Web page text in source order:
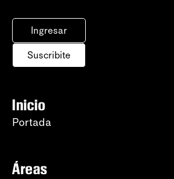
Ingresar
Suscribite
Inicio
Portada
Áreas